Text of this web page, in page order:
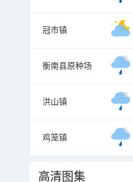
冠市镇
衡南县原种场
洪山镇
鸡笼镇
高清图集